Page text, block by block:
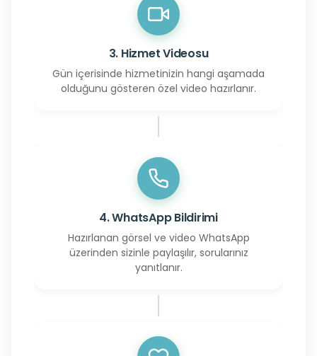
3. Hizmet Videosu
Gün içerisinde hizmetinizin hangi aşamada
olduğunu gösteren özel video hazırlanır.
4. WhatsApp Bildirimi
Hazırlanan görsel ve video WhatsApp
üzerinden sizinle paylaşılır, sorularınız
yanıtlanır.